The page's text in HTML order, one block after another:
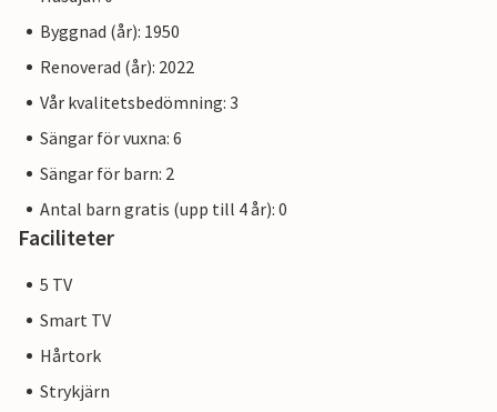
Byggnad (år): 1950
Renoverad (år): 2022
Vår kvalitetsbedömning: 3
Sängar för vuxna: 6
Sängar för barn: 2
Antal barn gratis (upp till 4 år): 0
Faciliteter
5 TV
Smart TV
Hårtork
Strykjärn